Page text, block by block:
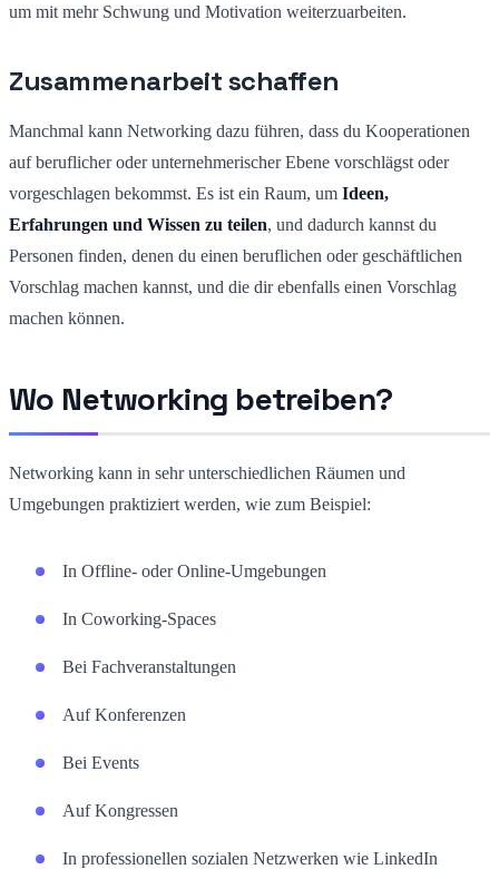
um mit mehr Schwung und Motivation weiterzuarbeiten.
Zusammenarbeit schaffen
Manchmal kann Networking dazu führen, dass du Kooperationen
auf beruflicher oder unternehmerischer Ebene vorschlägst oder
vorgeschlagen bekommst. Es ist ein Raum, um Ideen,
Erfahrungen und Wissen zu teilen, und dadurch kannst du
Personen finden, denen du einen beruflichen oder geschäftlichen
Vorschlag machen kannst, und die dir ebenfalls einen Vorschlag
machen können.
Wo Networking betreiben?
Networking kann in sehr unterschiedlichen Räumen und
Umgebungen praktiziert werden, wie zum Beispiel:
In Offline- oder Online-Umgebungen
In Coworking-Spaces
Bei Fachveranstaltungen
Auf Konferenzen
Bei Events
Auf Kongressen
In professionellen sozialen Netzwerken wie LinkedIn